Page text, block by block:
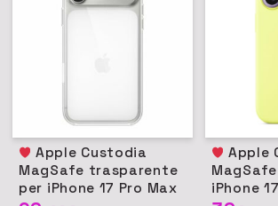
Apple Custodia
MagSafe trasparente
per iPhone 17 Pro Max
Apple Custodia
iPhone